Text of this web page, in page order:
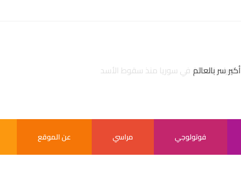
أكبر سر بالعالم
فوتولوجي مراسي عن الموقع